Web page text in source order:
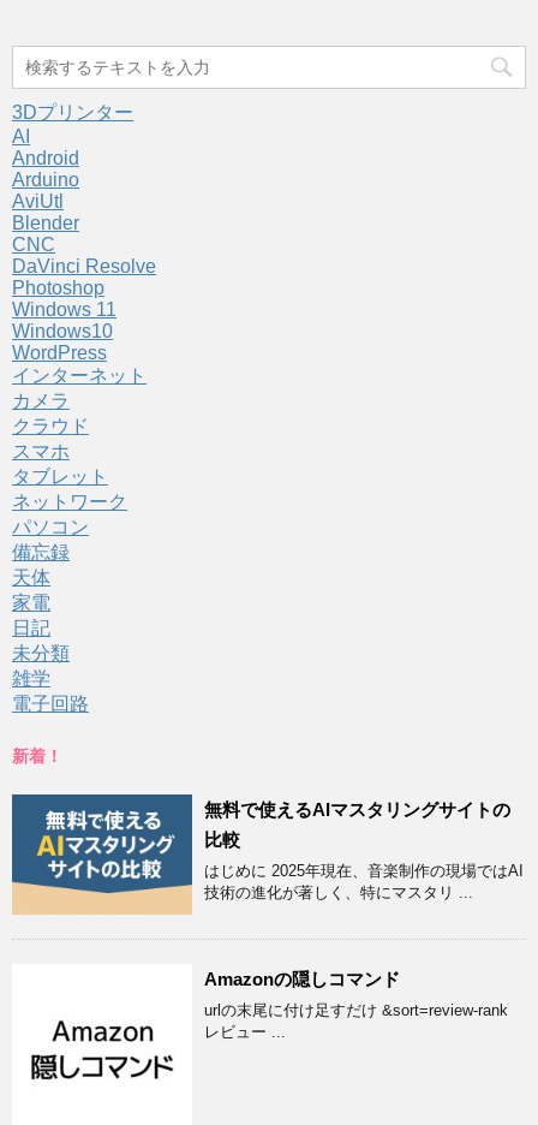
3Dプリンター
AI
Android
Arduino
AviUtl
Blender
CNC
DaVinci Resolve
Photoshop
Windows 11
Windows10
WordPress
インターネット
カメラ
クラウド
スマホ
タブレット
ネットワーク
パソコン
備忘録
天体
家電
日記
未分類
雑学
電子回路
新着！
無料で使えるAIマスタリングサイトの
比較
はじめに 2025年現在、音楽制作の現場ではAI
技術の進化が著しく、特にマスタリ ...
Amazonの隠しコマンド
urlの末尾に付け足すだけ &sort=review-rank
レビュー ...